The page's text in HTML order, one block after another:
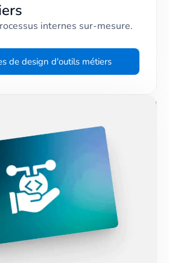
internes sur-mesure.
de design d'outils métiers